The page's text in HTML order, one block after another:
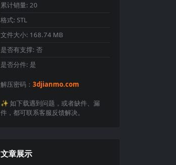
累计销量: 20
格式: STL
文件大小: 168.74 MB
是否有支撑: 否
是否分件: 是
解压密码： 3djianmo.com
✨️ 如下载遇到问题，或者缺件、漏
件，都可联系客服反馈解决。
文章展示